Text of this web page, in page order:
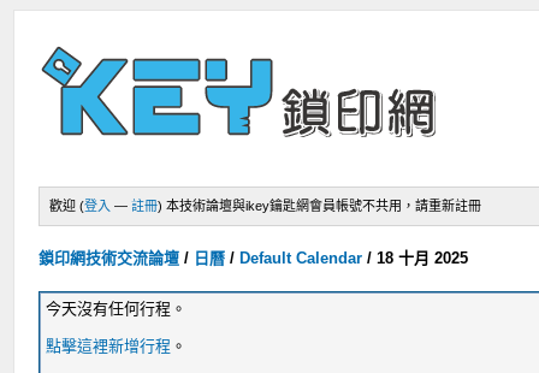
歡迎 (登入 —註冊) 本技術論壇與ikey鑰匙網會員帳號不共用，請重新註冊
鎖印網技術交流論壇 / 日曆 / Default Calendar /18 十月 2025
今天沒有任何行程。
點擊這裡新增行程 。